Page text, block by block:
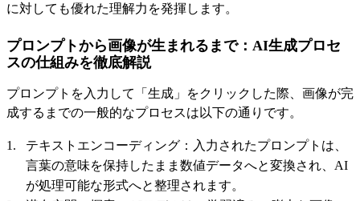
に対しても優れた理解力を発揮します。
プロンプトから画像が生まれるまで：AI生成プロセ
スの仕組みを徹底解説
プロンプトを入力して「生成」をクリックした際、画像が完
成するまでの一般的なプロセスは以下の通りです。
テキストエンコーディング：入力されたプロンプトは、
言葉の意味を保持したまま数値データへと変換され、AI
が処理可能な形式へと整理されます。